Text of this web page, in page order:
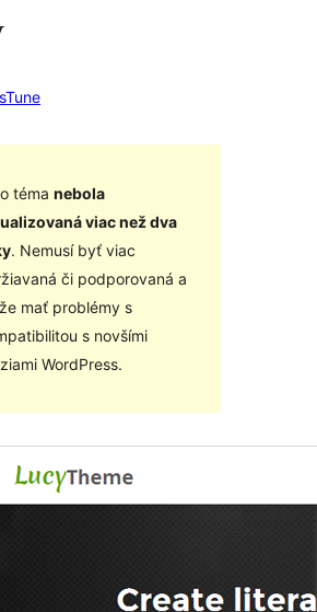
téma nebola
viac než dva
. Nemusí byť viac
či podporovaná a
mať problémy s
s novšími
WordPress.